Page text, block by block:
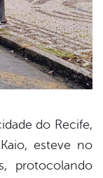
do Recife,
esteve no
protocolando